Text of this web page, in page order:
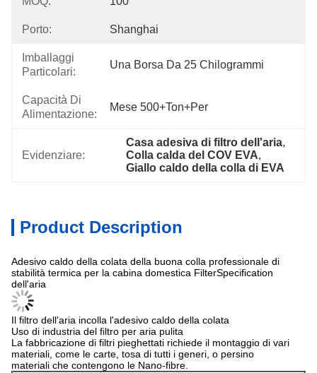
Porto: Shanghai
Imballaggi
Particolari:
Una Borsa Da 25 Chilogrammi
Capacità Di
Alimentazione:
Mese 500+Ton+per
Evidenziare:
Casa adesiva di filtro dell'aria,
Colla calda del COV EVA,
Giallo caldo della colla di EVA
Product Description
Adesivo caldo della colata della buona colla professionale di
stabilità termica per la cabina domestica FilterSpecification
dell'aria
Il filtro dell'aria incolla l'adesivo caldo della colata
Uso di industria del filtro per aria pulita
La fabbricazione di filtri pieghettati richiede il montaggio di vari
materiali, come le carte, tosa di tutti i generi, o persino
materiali che contengono le Nano-fibre.